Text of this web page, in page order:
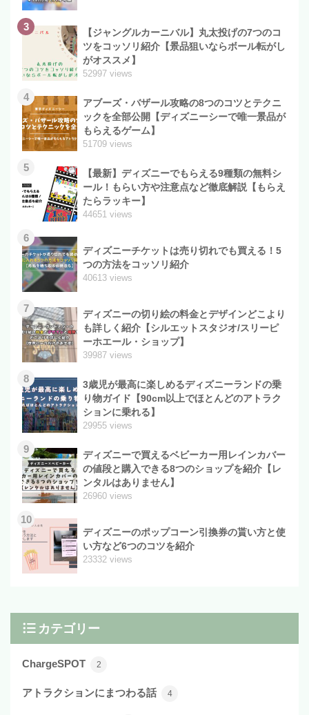
3
【ジャングルカーニバル】丸太投げの7つのコ
ツをコッソリ紹介【景品狙いならボール転がし
がオススメ】
52997 views
4
アブーズ・バザール攻略の8つのコツとテクニ
ックを全部公開【ディズニーシーで唯一景品が
もらえるゲーム】
51709 views
5
【最新】ディズニーでもらえる9種類の無料シ
ール！もらい方や注意点など徹底解説【もらえ
たらラッキー】
44651 views
6
ディズニーチケットは売り切れでも買える！5
つの方法をコッソリ紹介
40613 views
7
ディズニーの切り絵の料金とデザインどこより
も詳しく紹介【シルエットスタジオ/スリーピ
ーホエール・ショップ】
39987 views
8
3歳児が最高に楽しめるディズニーランドの乗
り物ガイド【90cm以上でほとんどのアトラク
ションに乗れる】
29955 views
9
ディズニーで買えるベビーカー用レインカバー
の値段と購入できる8つのショップを紹介【レ
ンタルはありません】
26960 views
10
ディズニーのポップコーン引換券の貰い方と使
い方など6つのコツを紹介
23332 views
カテゴリー
ChargeSPOT 2
アトラクションにまつわる話 4